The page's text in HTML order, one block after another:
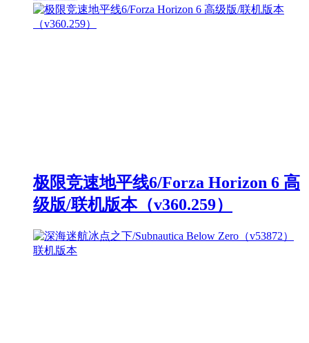
极限竞速地平线6/Forza Horizon 6 高
级版/联机版本（v360.259）